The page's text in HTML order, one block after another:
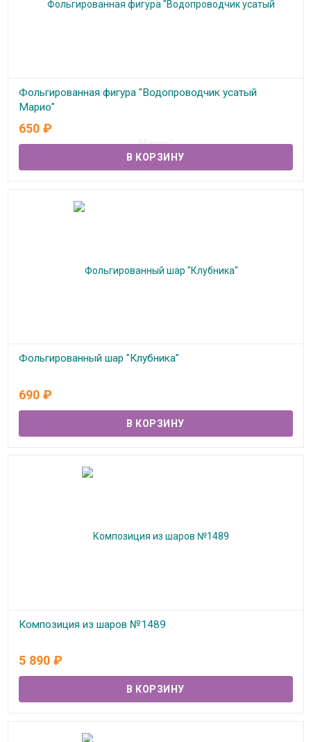
Фольгированная фигура "Водопроводчик усатый
Марио"
В наличии
650 ₽
Фольгированный шар "Клубника"
690 ₽
Композиция из шаров №1489
5 890 ₽